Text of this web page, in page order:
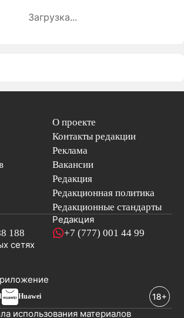
Загрузка...
О проекте
Контакты редакции
Реклама
Вакансии
Редакция
Редакционная политика
Редакционные стандарты
188
Редакция
+7 (777) 001 44 99
сетях
новостей
Huawei
использования материалов